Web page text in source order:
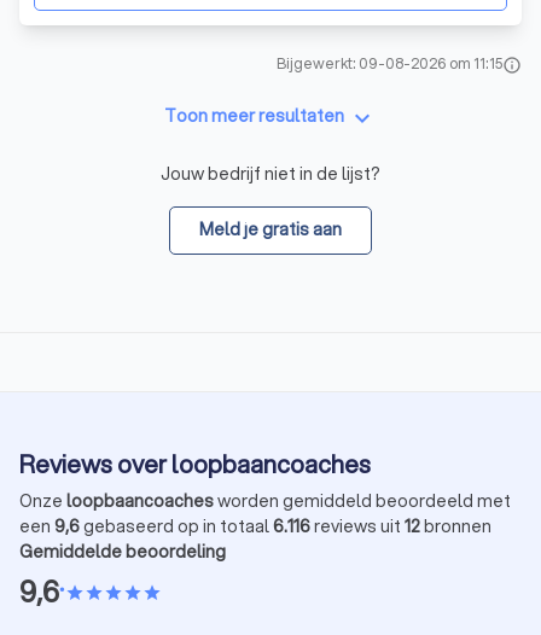
Bijgewerkt: 09-08-2026 om 11:15info
Toon meer resultaten keyboard_arrow_down
Jouw bedrijf niet in de lijst?
Meld je gratis aan
Reviews over loopbaancoaches
Onze loopbaancoachesworden gemiddeld beoordeeld met
een 9,6gebaseerd op in totaal6.116reviews uit 12bronnen
Gemiddelde beoordeling
9,6•starstarstarstarstar